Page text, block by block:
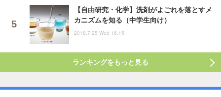
【自由研究・化学】洗剤がよごれを落とすメ
カニズムを知る（中学生向け）
2018.7.25 Wed 16:15
ランキングをもっと見る